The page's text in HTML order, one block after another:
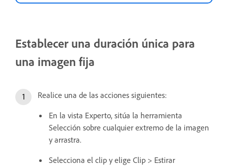
Establecer una duración única para
una imagen fija
Realice una de las acciones siguientes:
En la vista Experto, sitúa la herramienta
Selección sobre cualquier extremo de la imagen
y arrastra.
Selecciona el clip y elige Clip > Estirar